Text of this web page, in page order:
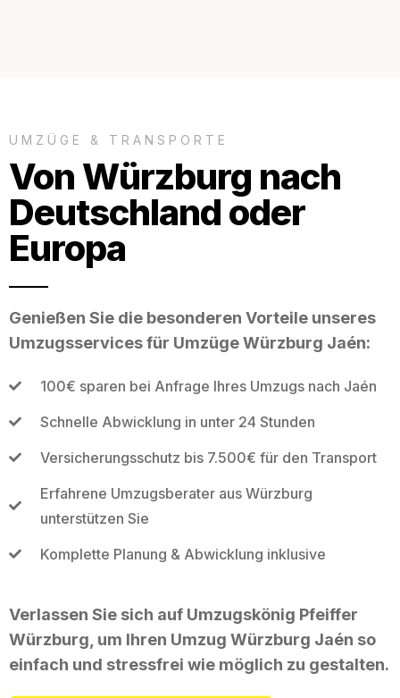
UMZÜGE & TRANSPORTE
Von Würzburg nach
Deutschland oder
Europa
Genießen Sie die besonderen Vorteile unseres
Umzugsservices für Umzüge Würzburg Jaén:
100€ sparen bei Anfrage Ihres Umzugs nach Jaén
Schnelle Abwicklung in unter 24 Stunden
Versicherungsschutz bis 7.500€ für den Transport
Erfahrene Umzugsberater aus Würzburg
unterstützen Sie
Komplette Planung & Abwicklung inklusive
Verlassen Sie sich auf Umzugskönig Pfeiffer
Würzburg, um Ihren Umzug Würzburg Jaén so
einfach und stressfrei wie möglich zu gestalten.